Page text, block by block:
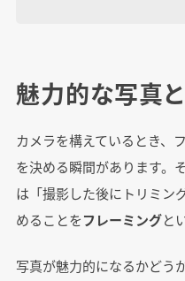
魅力的な写真
カメラを構えているとき、
を決める瞬間があります。
は「撮影した後にトリミン
めることをフレーミングと
写真が魅力的になるかどう